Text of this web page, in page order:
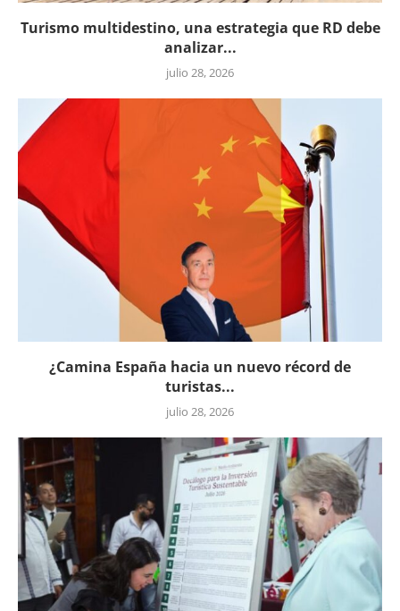
Turismo multidestino, una estrategia que RD debe
analizar...
julio 28, 2026
¿Camina España hacia un nuevo récord de
turistas...
julio 28, 2026